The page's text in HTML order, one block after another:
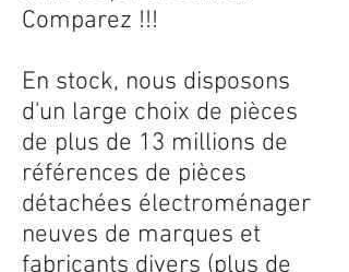
Comparez !!!
En stock, nous disposons
d'un large choix de pièces
de plus de 13 millions de
références de pièces
détachées électroménager
neuves de marques et
fabricants divers (plus de